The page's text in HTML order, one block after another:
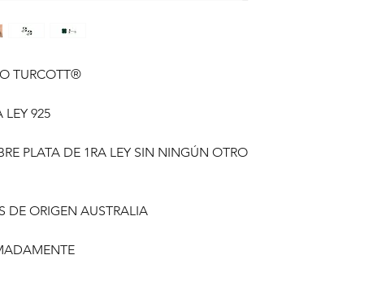
TURCOTT®
LEY 925
PLATA DE 1RA LEY SIN NINGÚN OTRO
DE ORIGEN AUSTRALIA